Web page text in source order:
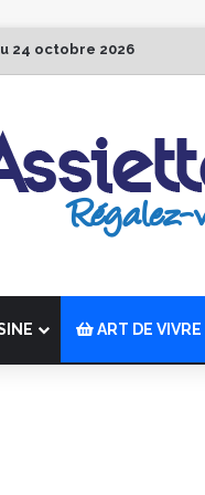
24 octobre 2026
ART DE VIVRE